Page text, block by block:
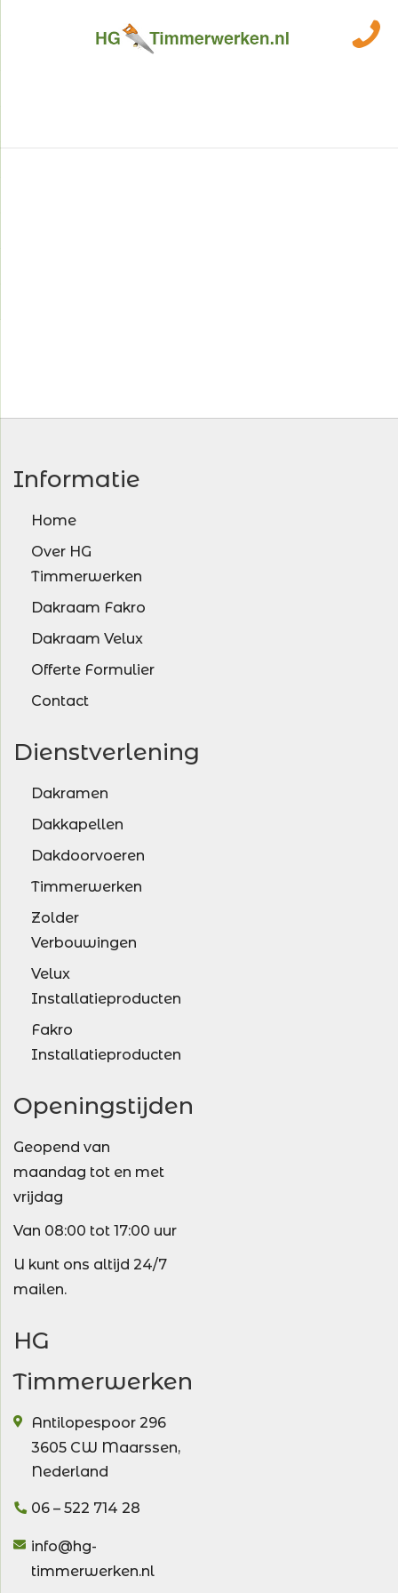
Informatie
Home
Over HG
Timmerwerken
Dakraam Fakro
Dakraam Velux
Offerte Formulier
Contact
Dienstverlening
Dakramen
Dakkapellen
Dakdoorvoeren
Timmerwerken
Zolder
Verbouwingen
Velux
Installatieproducten
Fakro
Installatieproducten
Openingstijden
Geopend van
maandag tot en met
vrijdag
Van 08:00 tot 17:00 uur
U kunt ons altijd 24/7
mailen.
HG
Timmerwerken
Antilopespoor 296
3605 CW Maarssen,
Nederland
06 – 522 714 28
info@hg-
timmerwerken.nl